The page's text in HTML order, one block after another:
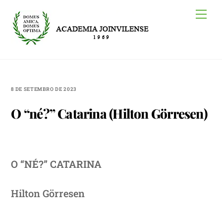
content
8 DE SETEMBRO DE 2023
O “né?” Catarina (Hilton Görresen)
O “NÉ?” CATARINA
Hilton Görresen